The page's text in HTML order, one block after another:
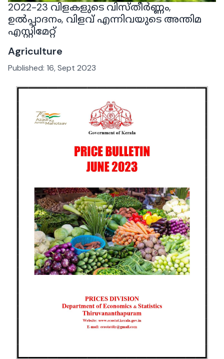
2022-23 വിളകളുടെ വിസ്തീർണ്ണം,
ഉൽപ്പാദനം, വിളവ് എന്നിവയുടെ അന്തിമ
എസ്റ്റിമേറ്റ്
Agriculture
Published: 16, Sept 2023